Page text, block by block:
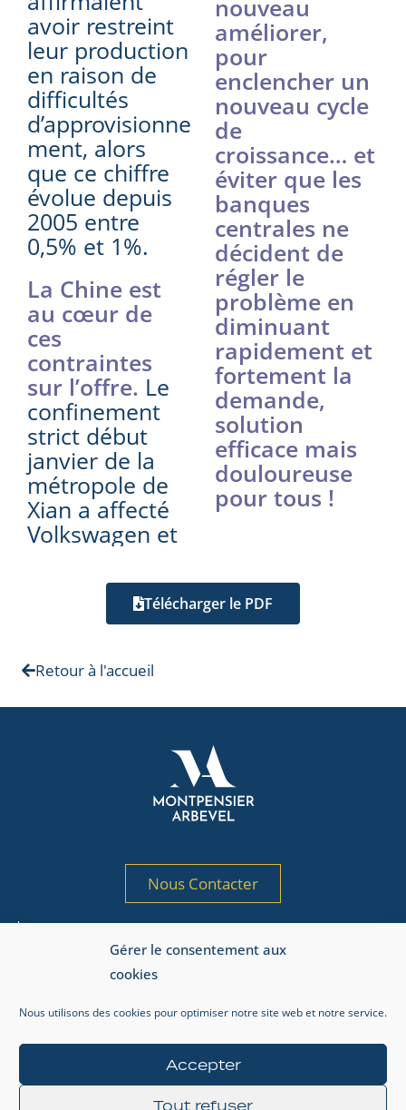
Gérer le consentement aux
cookies
Nous utilisons des cookies pour optimiser notre site web et notre service.
Accepter
Tout refuser
avoir restreint
leur production
en raison de
difficultés
d’approvisionne
ment, alors
que ce chiffre
évolue depuis
2005 entre
0,5% et 1%.
La Chine est
au cœur de
ces
contraintes
sur l’offre. Le
confinement
strict début
janvier de la
métropole de
Xian a affecté
Volkswagen et
nouveau
améliorer,
pour
enclencher un
nouveau cycle
de
croissance… et
éviter que les
banques
centrales ne
décident de
régler le
problème en
diminuant
rapidement et
fortement la
demande,
solution
efficace mais
douloureuse
pour tous !
Télécharger le PDF
Retour à l'accueil
Nous Contacter
par l’AMF sous le n° GP 97-125
Adresse AMF : 17, place de la Bourse, 75002 Paris.